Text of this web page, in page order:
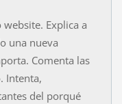
Explica a
una nueva
Comenta las
Intenta,
del porqué